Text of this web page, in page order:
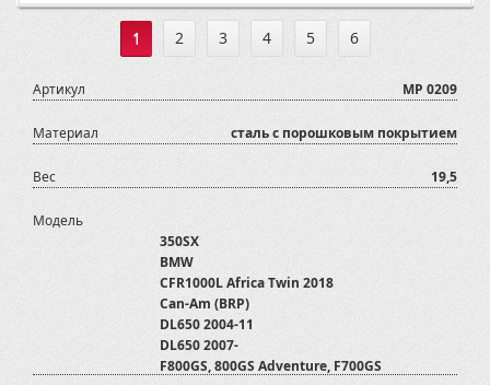
1 2 3 4 5 6
Артикул MP 0209
Материал сталь с порошковым покрытием
Вес 19,5
Модель
350SX
BMW
CFR1000L Africa Twin 2018
Can-Am (BRP)
DL650 2004-11
DL650 2007-
F800GS, 800GS Adventure, F700GS